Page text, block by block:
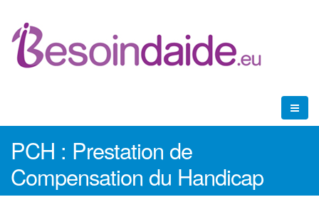
PCH : Prestation de
Compensation du Handicap